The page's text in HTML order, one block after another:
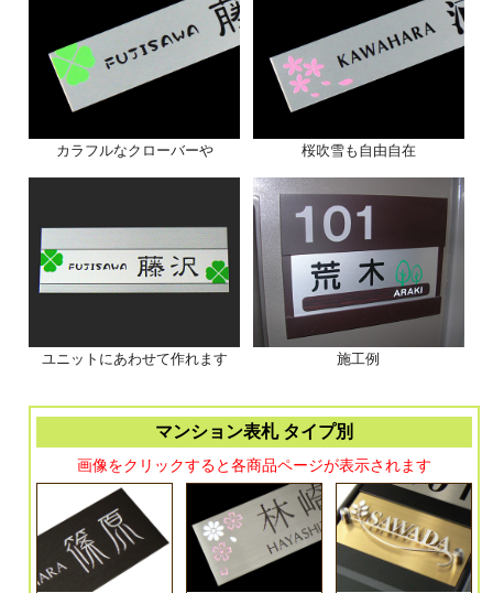
カラフルなクローバーや 桜吹雪も自由自在
ユニットにあわせて作れます 施工例
マンション表札 タイプ別
画像をクリックすると各商品ページが表示されます